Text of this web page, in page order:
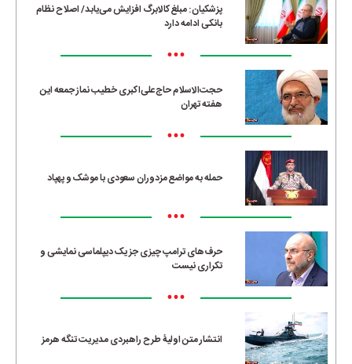
پزشکیان: مبلغ کالابرگ افزایش می‌یابد/ اصلاح نظام
بانکی ادامه دارد
•••
حجت‌الاسلام حاج‌علی‌اکبری خطیب نماز جمعه این
هفته تهران
•••
حمله به مواضع مزدوران سعودی با موشک و پهپاد
•••
حرف‌های ترامپ چیزی جز یک دیپلماسی نمایشی و
تکراری نیست
•••
انتشار متن اولیۀ طرح راهبردی مدیریت تنگه هرمز